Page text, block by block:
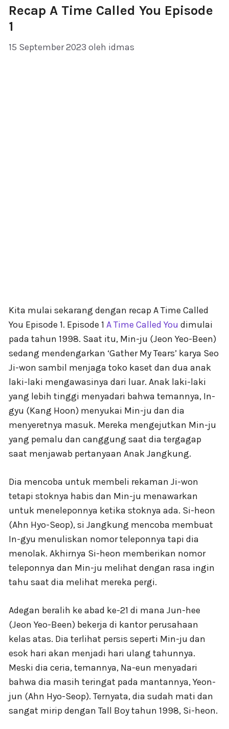
Recap A Time Called You Episode
1
15 September 2023 oleh idmas
Kita mulai sekarang dengan recap A Time Called
You Episode 1. Episode 1 A Time Called You dimulai
pada tahun 1998. Saat itu, Min-ju (Jeon Yeo-Been)
sedang mendengarkan ‘Gather My Tears’ karya Seo
Ji-won sambil menjaga toko kaset dan dua anak
laki-laki mengawasinya dari luar. Anak laki-laki
yang lebih tinggi menyadari bahwa temannya, In-
gyu (Kang Hoon) menyukai Min-ju dan dia
menyeretnya masuk. Mereka mengejutkan Min-ju
yang pemalu dan canggung saat dia tergagap
saat menjawab pertanyaan Anak Jangkung.
Dia mencoba untuk membeli rekaman Ji-won
tetapi stoknya habis dan Min-ju menawarkan
untuk meneleponnya ketika stoknya ada. Si-heon
(Ahn Hyo-Seop), si Jangkung mencoba membuat
In-gyu menuliskan nomor teleponnya tapi dia
menolak. Akhirnya Si-heon memberikan nomor
teleponnya dan Min-ju melihat dengan rasa ingin
tahu saat dia melihat mereka pergi.
Adegan beralih ke abad ke-21 di mana Jun-hee
(Jeon Yeo-Been) bekerja di kantor perusahaan
kelas atas. Dia terlihat persis seperti Min-ju dan
esok hari akan menjadi hari ulang tahunnya.
Meski dia ceria, temannya, Na-eun menyadari
bahwa dia masih teringat pada mantannya, Yeon-
jun (Ahn Hyo-Seop). Ternyata, dia sudah mati dan
sangat mirip dengan Tall Boy tahun 1998, Si-heon.